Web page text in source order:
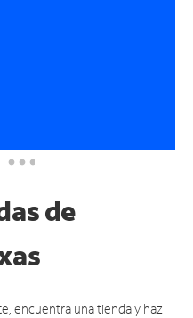
de
encuentra una tienda y haz